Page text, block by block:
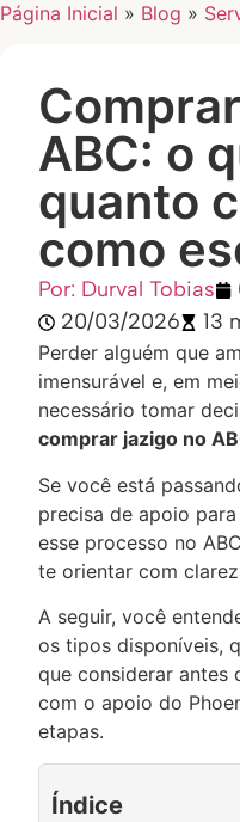
Página Inicial » Blog »
ABC: o
quanto
como
Por: Durval Tobias
20/03/2026
13
Perder alguém que
imensurável e, em
necessário tomar
comprar jazigo no
Se você está
precisa de apoio
esse processo no
te orientar com
A seguir, você
os tipos disponíveis,
que considerar antes
com o apoio do
etapas.
Índice